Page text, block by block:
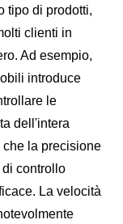
tipo di prodotti,
clienti in
Ad esempio,
introduce
le
dell'intera
la precisione
controllo
La velocità